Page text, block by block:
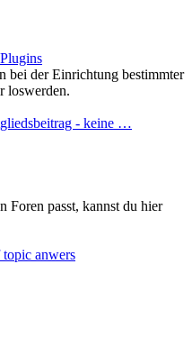
bei der Einrichtung bestimmter
loswerden.
- keine …
Foren passt, kannst du hier
anwers